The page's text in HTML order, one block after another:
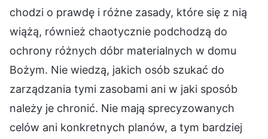
chodzi o prawdę i różne zasady, które się z nią
wiążą, również chaotycznie podchodzą do
ochrony różnych dóbr materialnych w domu
Bożym. Nie wiedzą, jakich osób szukać do
zarządzania tymi zasobami ani w jaki sposób
należy je chronić. Nie mają sprecyzowanych
celów ani konkretnych planów, a tym bardziej